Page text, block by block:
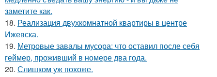
заметите как.
18. Реализация двухкомнатной квартиры в центре
Ижевска.
19. Метровые завалы мусора: что оставил после себя
геймер, проживший в номере два года.
20. Слишком уж похоже.